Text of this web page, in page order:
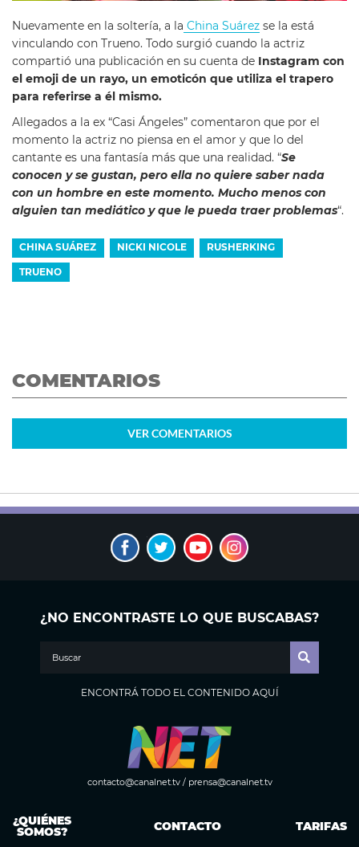
Nuevamente en la soltería, a la China Suárez se la está
vinculando con Trueno. Todo surgió cuando la actriz
compartió una publicación en su cuenta de Instagram con
el emoji de un rayo, un emoticón que utiliza el trapero
para referirse a él mismo.
Allegados a la ex “Casi Ángeles” comentaron que por el
momento la actriz no piensa en el amor y que lo del
cantante es una fantasía más que una realidad. “Se
conocen y se gustan, pero ella no quiere saber nada
con un hombre en este momento. Mucho menos con
alguien tan mediático y que le pueda traer problemas“.
CHINA SUÁREZ NICKI NICOLE RUSHERKING
TRUENO
COMENTARIOS
VER COMENTARIOS
¿NO ENCONTRASTE LO QUE BUSCABAS?
ENCONTRÁ TODO EL CONTENIDO AQUÍ
contacto@canalnet.tv/ prensa@canalnet.tv
¿QUIÉNES
SOMOS? CONTACTO TARIFAS